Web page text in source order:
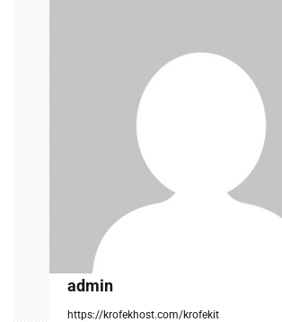
admin
https://krofekhost.com/krofekit